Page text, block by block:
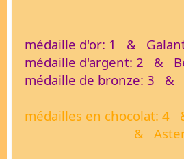
médaille d'or: 1 &
médaille d'argent: 2 &
médaille de bronze: 3
médailles en
& Aster &